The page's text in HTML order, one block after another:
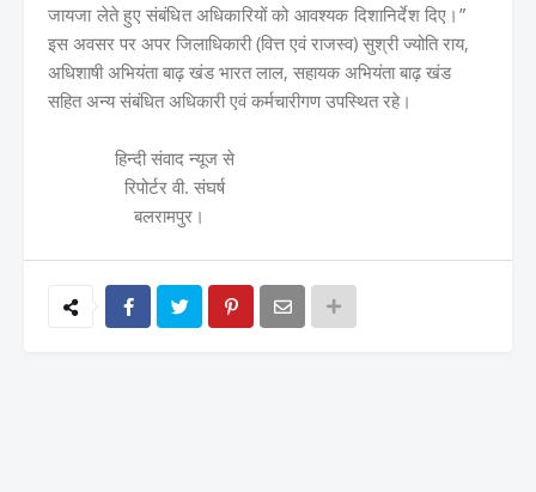
जायजा लेते हुए संबंधित अधिकारियों को आवश्यक दिशानिर्देश दिए।”
इस अवसर पर अपर जिलाधिकारी (वित्त एवं राजस्व) सुश्री ज्योति राय,
अधिशाषी अभियंता बाढ़ खंड भारत लाल, सहायक अभियंता बाढ़ खंड
सहित अन्य संबंधित अधिकारी एवं कर्मचारीगण उपस्थित रहे।
हिन्दी संवाद न्यूज से
रिपोर्टर वी. संघर्ष
बलरामपुर।